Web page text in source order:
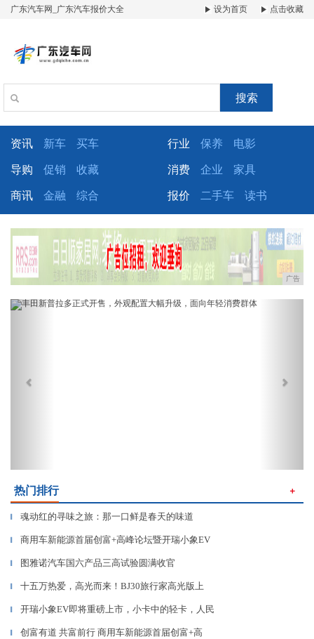
广东汽车网_广东汽车报价大全 设为首页 点击收藏
搜索
资讯 新车 买车 行业 保养 电影
导购 促销 收藏 消费 企业 家具
商讯 金融 综合 报价 二手车 读书
广告
Previous
热门排行 ＋
▎ 魂动红的寻味之旅：那一口鲜是春天的味道
▎ 商用车新能源首届创富+高峰论坛暨开瑞小象EV
▎ 图雅诺汽车国六产品三高试验圆满收官
▎ 十五万热爱，高光而来！BJ30旅行家高光版上
▎ 开瑞小象EV即将重磅上市，小卡中的轻卡，人民
▎ 创富有道 共富前行 商用车新能源首届创富+高